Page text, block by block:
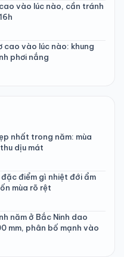
vào lúc nào, cần tránh
cao vào lúc nào: khung
phơi nắng
nhất trong năm: mùa
dịu mát
đặc điểm gì nhiệt đới ẩm
mùa rõ rệt
năm ở Bắc Ninh dao
mm, phân bố mạnh vào